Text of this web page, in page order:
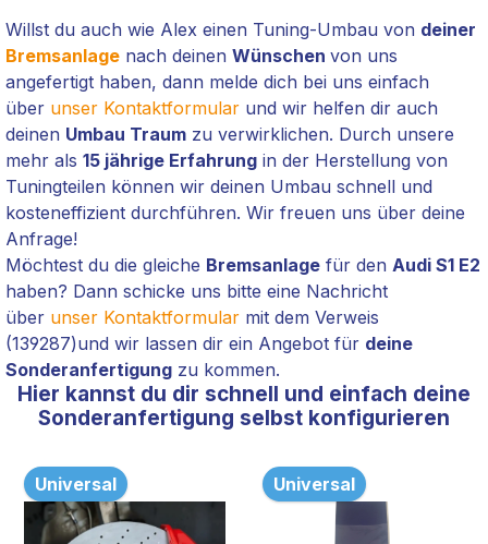
Willst du auch wie Alex einen Tuning-Umbau von deiner
Bremsanlage nach deinen Wünschen von uns
angefertigt haben, dann melde dich bei uns einfach
über unser Kontaktformular und wir helfen dir auch
deinen Umbau Traum zu verwirklichen. Durch unsere
mehr als 15 jährige Erfahrung in der Herstellung von
Tuningteilen können wir deinen Umbau schnell und
kosteneffizient durchführen. Wir freuen uns über deine
Anfrage!
Möchtest du die gleiche Bremsanlage für den Audi S1 E2
haben? Dann schicke uns bitte eine Nachricht
über unser Kontaktformular mit dem Verweis
(139287)und wir lassen dir ein Angebot für deine
Sonderanfertigung zu kommen.
Hier kannst du dir schnell und einfach deine
Sonderanfertigung selbst konfigurieren
Universal Universal